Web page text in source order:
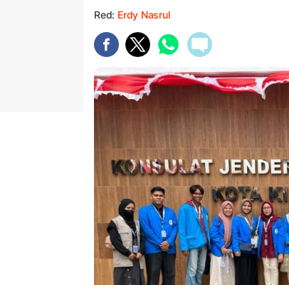
Red: Erdy Nasrul